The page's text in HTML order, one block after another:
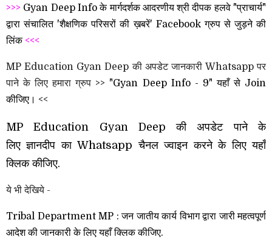
>>> Gyan Deep Info के मार्गदर्शक आदरणीय श्री दीपक हलवे "प्राचार्य"
द्वारा संचालित 'शैक्षणिक परिसरों की ख़बरें' Facebook ग्रुप से जुड़ने की
लिंक<<<
MP Education Gyan Deep की अपडेट जानकारी Whatsapp पर
पाने के लिए हमारा ग्रुप >> "Gyan Deep Info - 9" यहाँ से Join
कीजिए। <<
MP Education Gyan Deep की अपडेट पाने के
लिएज्ञानदीप का Whatsapp चैनल ज्वाइन करने के लिए यहाँ
क्लिक कीजिए.
ये भी देखिये -
Tribal Department MP : जन जातीय कार्य विभाग द्वारा जारी महत्वपूर्ण
आदेश की जानकारी के लिए यहाँ क्लिक कीजिए.